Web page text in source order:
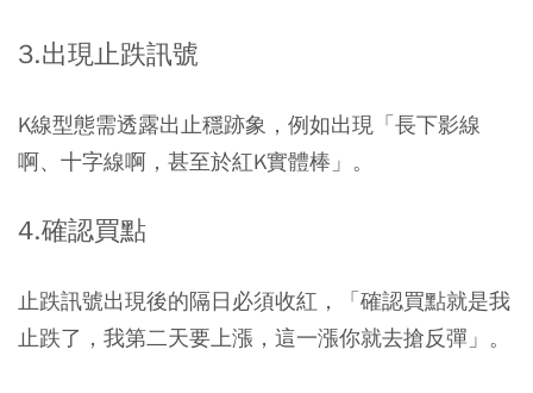
3.出現止跌訊號
K線型態需透露出止穩跡象，例如出現「長下影線
啊、十字線啊，甚至於紅K實體棒」。
4.確認買點
止跌訊號出現後的隔日必須收紅，「確認買點就是我
止跌了，我第二天要上漲，這一漲你就去搶反彈」。